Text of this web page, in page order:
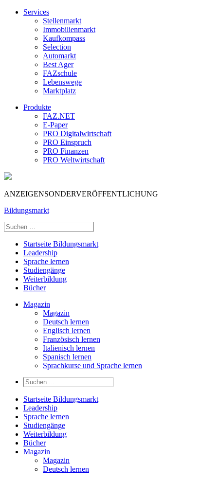
Services
Stellenmarkt
Immobilienmarkt
Kaufkompass
Selection
Automarkt
Best Ager
FAZschule
Lebenswege
Marktplatz
Produkte
FAZ.NET
E-Paper
PRO Digitalwirtschaft
PRO Einspruch
PRO Finanzen
PRO Weltwirtschaft
ANZEIGENSONDERVERÖFFENTLICHUNG
Bildungsmarkt
Startseite Bildungsmarkt
Leadership
Sprache lernen
Studiengänge
Weiterbildung
Bücher
Magazin
Magazin
Deutsch lernen
Englisch lernen
Französisch lernen
Italienisch lernen
Spanisch lernen
Sprachkurse und Sprache lernen
Startseite Bildungsmarkt
Leadership
Sprache lernen
Studiengänge
Weiterbildung
Bücher
Magazin
Magazin
Deutsch lernen